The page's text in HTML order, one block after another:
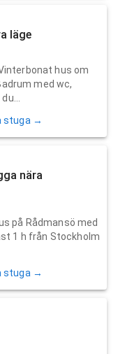
läge
hus om
med wc,
stuga →
nära
på Rådmansö med
1 h från Stockholm
stuga →